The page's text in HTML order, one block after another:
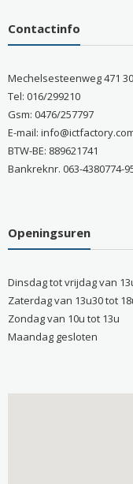
Contactinfo
Mechelsesteenweg 471
Tel: 016/299210
Gsm: 0476/257797
E-mail:
BTW-BE: 889621741
Bankreknr. 063-4380774-
Openingsuren
Dinsdag tot vrijdag van
Zaterdag van 13u30 tot
Zondag van 10u tot 13u
Maandag gesloten